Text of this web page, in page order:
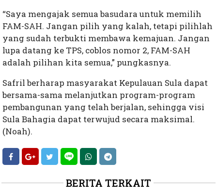
“Saya mengajak semua basudara untuk memilih
FAM-SAH. Jangan pilih yang kalah, tetapi pilihlah
yang sudah terbukti membawa kemajuan. Jangan
lupa datang ke TPS, coblos nomor 2, FAM-SAH
adalah pilihan kita semua,” pungkasnya.
Safril berharap masyarakat Kepulauan Sula dapat
bersama-sama melanjutkan program-program
pembangunan yang telah berjalan, sehingga visi
Sula Bahagia dapat terwujud secara maksimal.
(Noah).
BERITA TERKAIT